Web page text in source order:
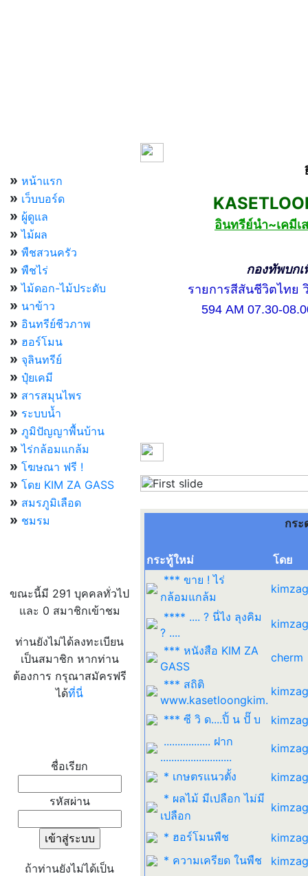
» หน้าแรก
» เว็บบอร์ด
» ผู้ดูแล
» ไม้ผล
» พืชสวนครัว
» พืชไร่
» ไม้ดอก-ไม้ประดับ
» นาข้าว
» อินทรีย์ชีวภาพ
» ฮอร์โมน
» จุลินทรีย์
» ปุ๋ยเคมี
» สารสมุนไพร
» ระบบน้ำ
» ภูมิปัญญาพื้นบ้าน
» ไร่กล้อมแกล้ม
» โฆษณา ฟรี !
» โดย KIM ZA GASS
» สมรภูมิเลือด
» ชมรม
ขณะนี้มี 291 บุคคลทั่วไป
และ 0 สมาชิกเข้าชม
ท่านยังไม่ได้ลงทะเบียน
เป็นสมาชิก หากท่าน
ต้องการ กรุณาสมัครฟรี
ได้ที่นี่
ชื่อเรียก
รหัสผ่าน
ถ้าท่านยังไม่ได้เป็น
อินทรีย์นำ~เคมีเ
กองทัพบกเพื่อป
รายการสีสันชีวิตไทย วิ
594 AM 07.30-08.00
Previous
กร
กระทู้ใหม่
โดย
*** ขาย ! ไร่
กล้อมแกล้ม
**** .... ? นี่ไง ลุงคิม
? ....
*** หนังสือ KIM ZA
GASS
cherm
*** สถิติ
www.kasetloongkim.
*** ซี วิ ด....ปิ้ น ปั๊ บ
................. ฝาก
..........................
* เกษตรแนวตั้ง
* ผลไม้ มีเปลือก ไม่มี
เปลือก
* ฮอร์โมนพืช
* ความเครียด ในพืช